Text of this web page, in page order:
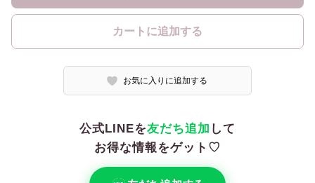
カートに追加する
お気に入りに追加する
公式LINEを友だち追加 して
お得な情報をゲット♡